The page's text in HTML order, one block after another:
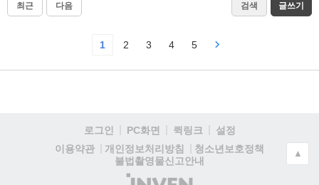
최근 다음 검색 글쓰기
1 2 3 4 5
로그인 PC화면 퀵링크
설정
이용약관
개인정보처리방침
청소년보호정책
불법촬영물신고안내
(주)
▲